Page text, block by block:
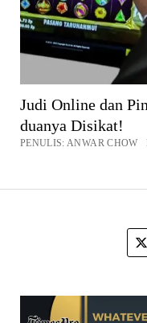
Judi Online dan
duanya Disikat!
PENULIS: ANWAR CHOW